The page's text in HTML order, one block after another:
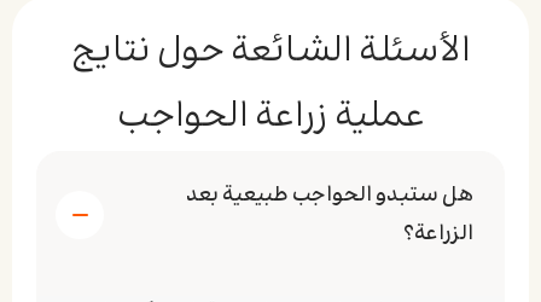
الأسئلة الشائعة حول نتایج
عملیة زراعة الحواجب
هل ستبدو الحواجب طبيعية بعد
الزراعة؟